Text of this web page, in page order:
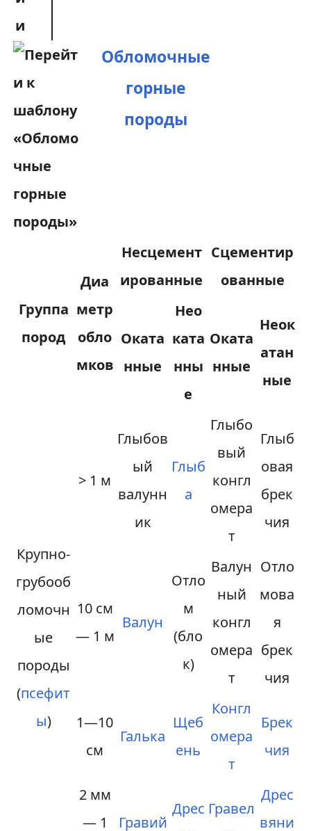
и
Обломочные
горные
породы
Группа
пород
Диа
метр
обло
мков
Несцемент
ированные
Сцементир
ованные
Оката
нные
Нео
ката
нны
е
Оката
нные
Неок
атан
ные
Крупно-
грубооб
ломочн
ые
породы
(псефит
ы)
> 1 м
Глыбов
ый
валунн
ик
Глыб
а
Глыбо
вый
конгл
омера
т
Глыб
овая
брек
чия
10 см
— 1 м
Валун
Отло
м
(бло
к)
Валун
ный
конгл
омера
т
Отло
мова
я
брек
чия
1—10
см
Галька
Щеб
ень
Конгл
омера
т
Брек
чия
2 мм
— 1
Гравий
Дрес Гравел
Дрес
вяни